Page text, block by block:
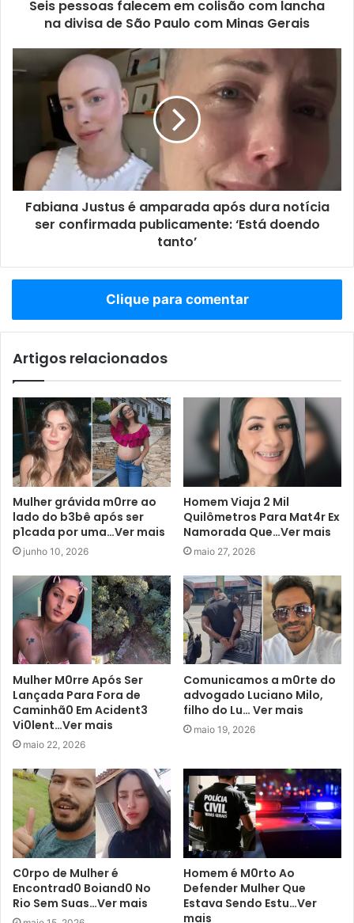
Seis pessoas falecem em colisão com lancha
na divisa de São Paulo com Minas Gerais
Fabiana Justus é amparada após dura notícia
ser confirmada publicamente: ‘Está doendo
tanto’
Clique para comentar
Artigos relacionados
Mulher grávida m0rre ao
lado do b3bê após ser
p1cada por uma…Ver mais
junho 10, 2026
Homem Viaja 2 Mil
Quilômetros Para Mat4r Ex
Namorada Que…Ver mais
maio 27, 2026
Mulher M0rre Após Ser
Lançada Para Fora de
Caminhã0 Em Acident3
Vi0lent…Ver mais
maio 22, 2026
Comunicamos a m0rte do
advogado Luciano Milo,
filho do Lu… Ver mais
maio 19, 2026
C0rpo de Mulher é
Encontrad0 Boiand0 No
Rio Sem Suas…Ver mais
Homem é M0rto Ao
Defender Mulher Que
Estava Sendo Estu…Ver
mais